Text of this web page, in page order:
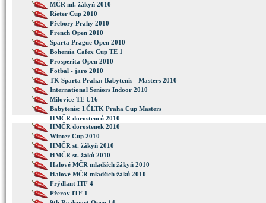
MČR ml. žákyň 2010
Rieter Cup 2010
Přebory Prahy 2010
French Open 2010
Sparta Prague Open 2010
Bohemia Cafex Cup TE 1
Prosperita Open 2010
Fotbal - jaro 2010
TK Sparta Praha: Babytenis - Masters 2010
International Seniors Indoor 2010
Milovice TE U16
Babytenis: I.ČLTK Praha Cup Masters
HMČR dorostenců 2010
HMČR dorostenek 2010
Winter Cup 2010
HMČR st. žákyň 2010
HMČR st. žáků 2010
Halové MČR mladších žákyň 2010
Halové MČR mladších žáků 2010
Frýdlant ITF 4
Přerov ITF 1